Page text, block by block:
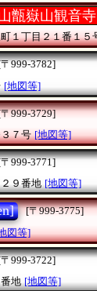
甑嶽山観音寺
１丁目２１番１５
999-3782]
[地図等]
999-3729]
７号 [地図等]
999-3771]
９番地 [地図等]
[〒999-3775]
図等]
999-3722]
地 [地図等]